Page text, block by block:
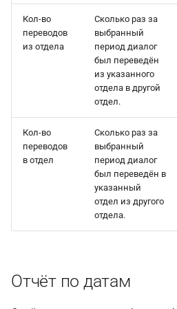
Кол-во
переводов
из отдела
Сколько раз за
выбранный
период диалог
был переведён
из указанного
отдела в другой
отдел.
Кол-во
переводов
в отдел
Сколько раз за
выбранный
период диалог
был переведён в
указанный
отдел из другого
отдела.
Отчёт по датам